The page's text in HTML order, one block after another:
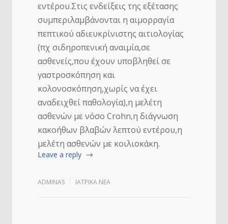
εντέρου.Στις ενδείξεις της εξέτασης
συμπεριλαμβάνονται η αιμορραγία
πεπτικού αδιευκρίνιστης αιτιολογίας
(πχ σιδηροπενική αναιμία,σε
ασθενείς,που έχουν υποβληθεί σε
γαστροσκόπηση και
κολονοσκόπηση,χωρίς να έχει
αναδειχθεί παθολογία),η μελέτη
ασθενών με νόσο Crohn,η διάγνωση
κακοήθων βλαβών λεπτού εντέρου,η
μελέτη ασθενών με κοιλιοκάκη.
Leave a reply
ADMINAS ΙΑΤΡΙΚΆ ΝΈΑ